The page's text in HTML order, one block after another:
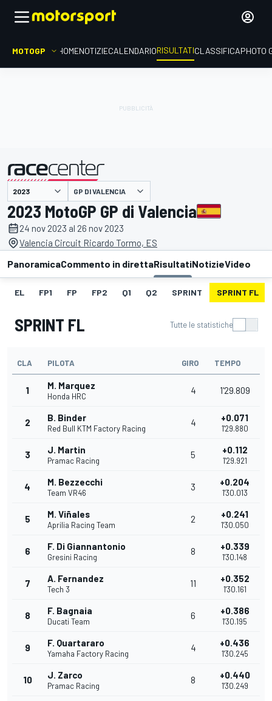
MOTOGP HOMENOTIZIECALENDARIORISULTATICLASSIFICAPHOTO
presentato da GP DI VALENCIA
2023 MotoGP GP di Valencia
24 nov 2023 al 26 nov 2023
Valencia Circuit Ricardo Tormo, ES
PanoramicaCommento in direttaRisultatiNotizieVideo
EL FP1 FP FP2 Q1 Q2 SPRINT SPRINT FL
SPRINT FL Tutte le statistiche
CLA PILOTA GIRO TEMPO
1 M. Marquez
Honda HRC
4 1'29.809
2 B. Binder
Red Bull KTM Factory Racing
4 +0.071
1'29.880
3 J. Martin
Pramac Racing
5 +0.112
1'29.921
4 M. Bezzecchi
Team VR46
3 +0.204
1'30.013
5 M. Viñales
Aprilia Racing Team
2 +0.241
1'30.050
6 F. Di Giannantonio
Gresini Racing
8 +0.339
1'30.148
7 A. Fernandez
Tech 3
11 +0.352
1'30.161
8 F. Bagnaia
Ducati Team
6 +0.386
1'30.195
9 F. Quartararo
Yamaha Factory Racing
4 +0.436
1'30.245
10 J. Zarco
Pramac Racing
8 +0.440
1'30.249